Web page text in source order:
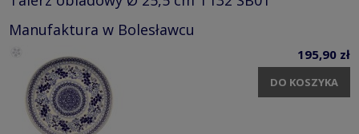
Manufaktura w Bolesławcu
195,90 zł
DO KOSZYKA